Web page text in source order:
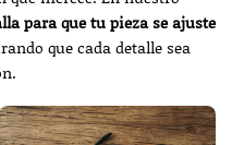
para que tu pieza se ajuste
que cada detalle sea